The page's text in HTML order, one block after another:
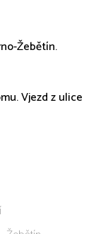
Žebětín.
Vjezd z ulice